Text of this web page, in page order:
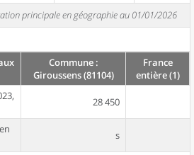
principale en géographie au 01/01/2026
Commune :
Giroussens (81104)
France
entière (1)
28 450
s